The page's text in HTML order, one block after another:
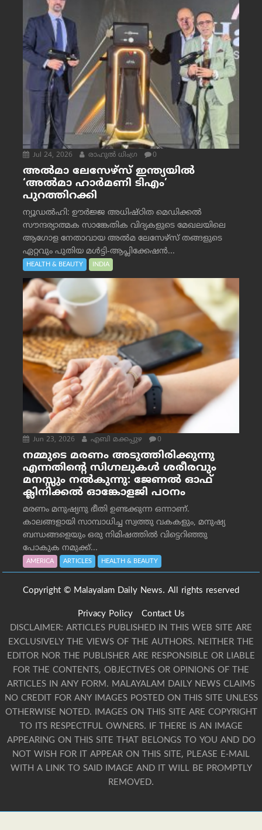
Jul 24, 2026 രാഹുല്‍ ധിംഗ്ര 0
അൽമാ ലേസേഴ്സ് ഇന്ത്യയിൽ
‘അൽമാ ഹാർമണി ടിഎം’
പുറത്തിറക്കി
ന്യൂഡൽഹി: ഊർജ്ജ അധിഷ്ഠിത മെഡിക്കൽ
സൗന്ദര്യാത്മക സാങ്കേതിക വിദ്യകളുടെ മേഖലയിലെ
ആഗോള നേതാവായ അൽമ ലേസേഴ്സ് തങ്ങളുടെ
ഏറ്റവും പുതിയ മൾട്ടി-ആപ്ലിക്കേഷൻ...
HEALTH & BEAUTY INDIA
Jun 23, 2026 എബി മക്കപ്പുഴ 0
നമ്മുടെ മരണം അടുത്തിരിക്കുന്നു
എന്നതിന്റെ സിഗ്നലുകൾ ശരീരവും
മനസ്സും നല്‍കുന്നു: ജേണല്‍ ഓഫ്
ക്ലിനിക്കല്‍ ഓങ്കോളജി പഠനം
മരണം മനുഷ്യനു ഭീതി ഉണ്ടക്കുന്ന ഒന്നാണ്.
കാലങ്ങളായി സാമ്പാധിച്ച സ്വത്തു വകകളും, മനുഷ്യ
ബന്ധങ്ങളെയും ഒരു നിമിഷത്തിൽ വിട്ടെറിഞ്ഞു
പോകുക നമുക്ക്...
AMERICA ARTICLES HEALTH & BEAUTY
Copyright © Malayalam Daily News. All rights reserved
Privacy Policy
Contact Us
DISCLAIMER: ARTICLES PUBLISHED IN THIS WEB SITE ARE
EXCLUSIVELY THE VIEWS OF THE AUTHORS. NEITHER THE
EDITOR NOR THE PUBLISHER ARE RESPONSIBLE OR LIABLE
FOR THE CONTENTS, OBJECTIVES OR OPINIONS OF THE
ARTICLES IN ANY FORM. MALAYALAM DAILY NEWS CLAIMS
NO CREDIT FOR ANY IMAGES POSTED ON THIS SITE UNLESS
OTHERWISE NOTED. IMAGES ON THIS SITE ARE COPYRIGHT
TO ITS RESPECTFUL OWNERS. IF THERE IS AN IMAGE
APPEARING ON THIS SITE THAT BELONGS TO YOU AND DO
NOT WISH FOR IT APPEAR ON THIS SITE, PLEASE E-MAIL
WITH A LINK TO SAID IMAGE AND IT WILL BE PROMPTLY
REMOVED.